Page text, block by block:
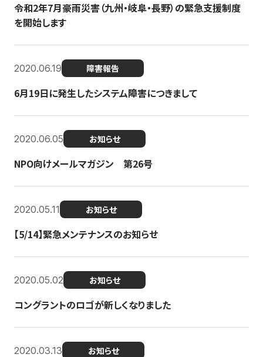
令和2年7月豪雨災害（九州・岐阜・長野）の緊急支援制度
を開始します
2020.06.19 障害報告
6月19日に発生したシステム障害につきまして
2020.06.05 お知らせ
NPO向けメールマガジン 第26号
2020.05.11 お知らせ
【5/14】緊急メンテナンスのお知らせ
2020.05.02 お知らせ
コングラントのロゴが新しくなりました
2020.03.13 お知らせ